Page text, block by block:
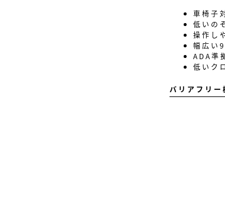
車椅子
低いの
操作し
幅広い
ADA準
低いク
バリアフリー